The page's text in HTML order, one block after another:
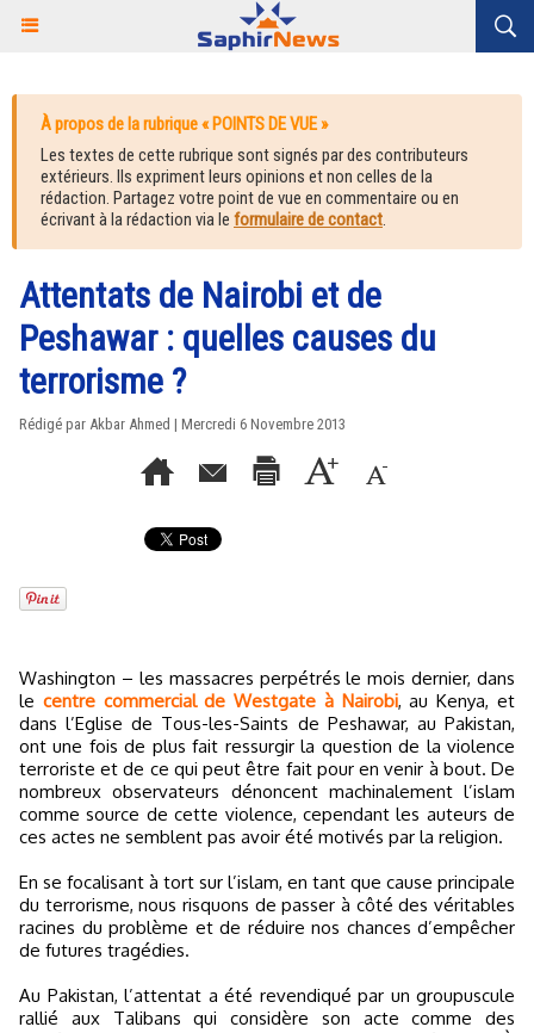
À propos de la rubrique « POINTS DE VUE »
Les textes de cette rubrique sont signés par des contributeurs
extérieurs. Ils expriment leurs opinions et non celles de la
rédaction. Partagez votre point de vue en commentaire ou en
écrivant à la rédaction via le formulaire de contact.
Attentats de Nairobi et de
Peshawar : quelles causes du
terrorisme ?
Rédigé par Akbar Ahmed | Mercredi 6 Novembre 2013
Washington – les massacres perpétrés le mois dernier, dans
le centre commercial de Westgate à Nairobi, au Kenya, et
dans l’Eglise de Tous-les-Saints de Peshawar, au Pakistan,
ont une fois de plus fait ressurgir la question de la violence
terroriste et de ce qui peut être fait pour en venir à bout. De
nombreux observateurs dénoncent machinalement l’islam
comme source de cette violence, cependant les auteurs de
ces actes ne semblent pas avoir été motivés par la religion.
En se focalisant à tort sur l’islam, en tant que cause principale
du terrorisme, nous risquons de passer à côté des véritables
racines du problème et de réduire nos chances d’empêcher
de futures tragédies.
Au Pakistan, l’attentat a été revendiqué par un groupuscule
rallié aux Talibans qui considère son acte comme des